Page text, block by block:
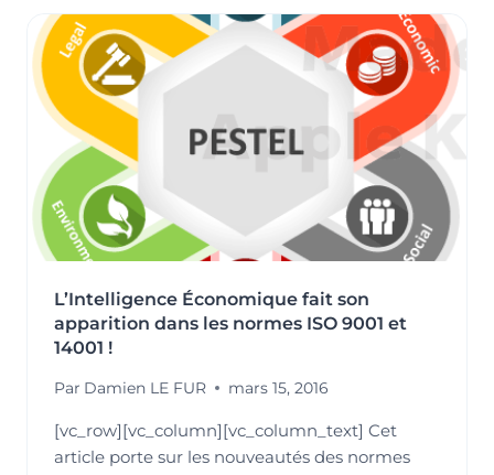
VERSION
2015,
QUELS
ENSEIGNEMENTS
1/3)
L’Intelligence Économique fait son
apparition dans les normes ISO 9001 et
14001 !
Par Damien LE FUR mars 15, 2016
[vc_row][vc_column][vc_column_text] Cet
article porte sur les nouveautés des normes